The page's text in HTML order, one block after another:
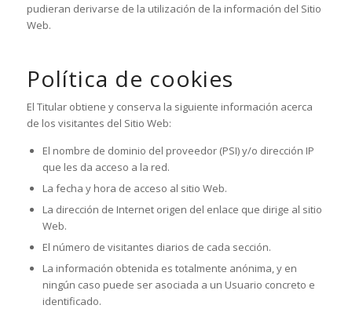
pudieran derivarse de la utilización de la información del Sitio
Web.
Política de cookies
El Titular obtiene y conserva la siguiente información acerca
de los visitantes del Sitio Web:
El nombre de dominio del proveedor (PSI) y/o dirección IP
que les da acceso a la red.
La fecha y hora de acceso al sitio Web.
La dirección de Internet origen del enlace que dirige al sitio
Web.
El número de visitantes diarios de cada sección.
La información obtenida es totalmente anónima, y en
ningún caso puede ser asociada a un Usuario concreto e
identificado.